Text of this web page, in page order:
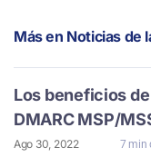
Más en Noticias de
Los beneficios
DMARC MSP/
Ago 30, 2022 7 min